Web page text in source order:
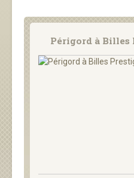
Périgord à Billes